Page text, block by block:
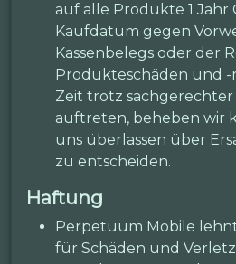
auf alle Produkte 1 Jahr
Kaufdatum gegen
Kassenbelegs oder der
Produkteschäden und -
Zeit trotz
auftreten, beheben wir
uns überlassen über
zu entscheiden.
Haftung
Perpetuum Mobile
für Schäden und